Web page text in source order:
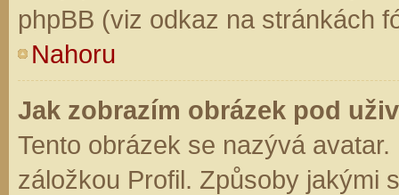
phpBB (viz odkaz na stránkách
Nahoru
Jak zobrazím obrázek pod
Tento obrázek se nazývá
záložkou Profil. Způsoby jakými